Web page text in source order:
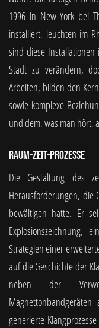
1996 in New York bei
installiert, leuchten im
sind diese
Stadt zu verändern,
Arbeiten, bilden den
sowie komplexe
und dem, was man hört,
Raum-Zeit-Prozesse
Die Gestaltung des
Herausforderungen, die
bewältigen hatte. Er
Explosionszeichnung,
Strategien einer
auf die Geschichte der
neben der
generierte